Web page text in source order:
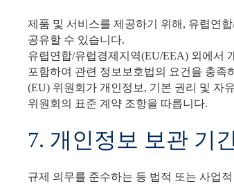
제품 및 서비스를 제공하기 위해, 유렵연
공유할 수 있습니다.
유렵연합/유럽경제지역(EU/EEA) 외에서
포함하여 관련 정보보호법의 요건을 충
(EU) 위원회가 개인정보, 기본 권리 및 자
위원회의 표준 계약 조항을 따릅니다.
7. 개인정보 보관 기
규제 의무를 준수하는 등 법적 또는 사업